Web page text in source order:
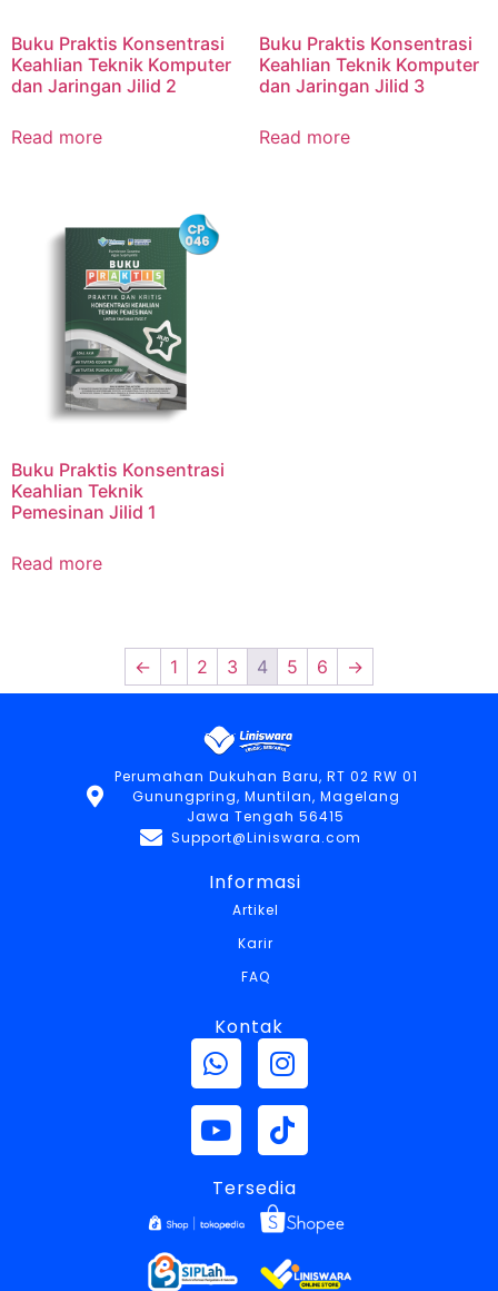
Buku Praktis Konsentrasi
Keahlian Teknik Komputer
dan Jaringan Jilid 2
Read more
Buku Praktis Konsentrasi
Keahlian Teknik Komputer
dan Jaringan Jilid 3
Read more
Buku Praktis Konsentrasi
Keahlian Teknik
Pemesinan Jilid 1
Read more
← 1 2 3 4 5 6 →
Perumahan Dukuhan Baru, RT 02 RW 01
Gunungpring, Muntilan, Magelang
Jawa Tengah 56415
Support@Liniswara.com
Informasi
Artikel
Karir
FAQ
Kontak
Tersedia